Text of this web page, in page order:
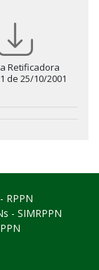
Retificadora
de 25/10/2001
RPPN
- SIMRPPN